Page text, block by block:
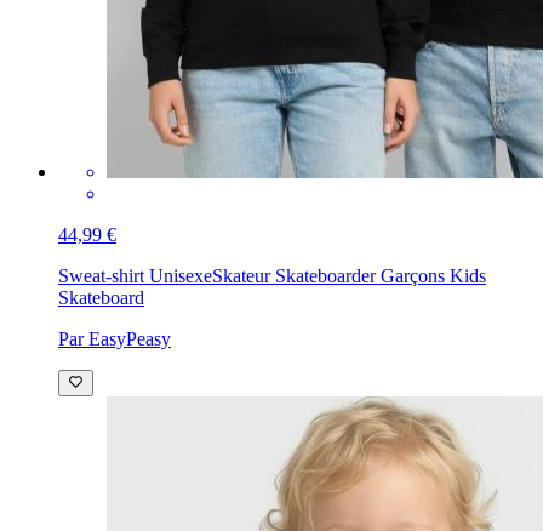
44,99 €
Sweat-shirt UnisexeSkateur Skateboarder Garçons Kids
Skateboard
Par EasyPeasy